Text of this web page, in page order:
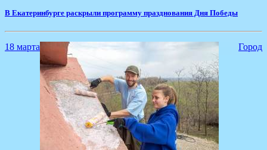
​В Екатеринбурге раскрыли программу празднования Дня Победы
18 марта Город